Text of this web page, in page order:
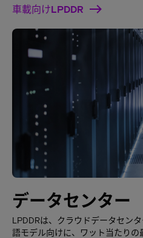
車載向けLPDDR
データセンター
LPDDRは、クラウドデータセン
語モデル向けに、ワット当たり